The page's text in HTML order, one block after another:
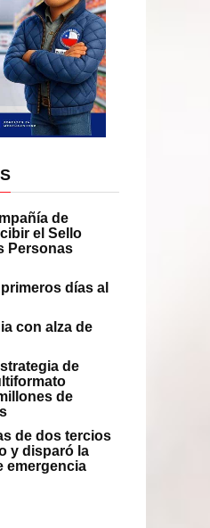
de
el Sello
Personas
días al
con alza de
de
de
de dos tercios
y disparó la
emergencia